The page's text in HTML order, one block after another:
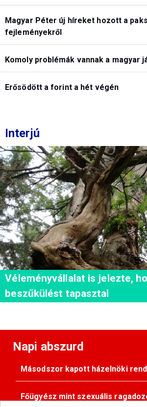
Magyar Péter új híreket hozott a
fejleményekről
Komoly problémák vannak a magyar
Erősödött a forint a hét végén
Interjú
Véleményvállalat is jelezte,
beszűkülést tapasztal
Napi abszurd
Másodszor kapott házelnöki
Főügyész mint szexuális